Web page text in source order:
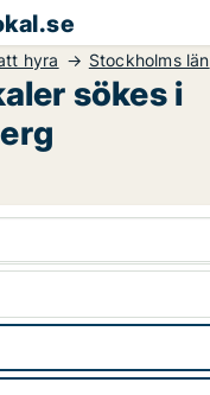
hyra Stockholms län
sökes i